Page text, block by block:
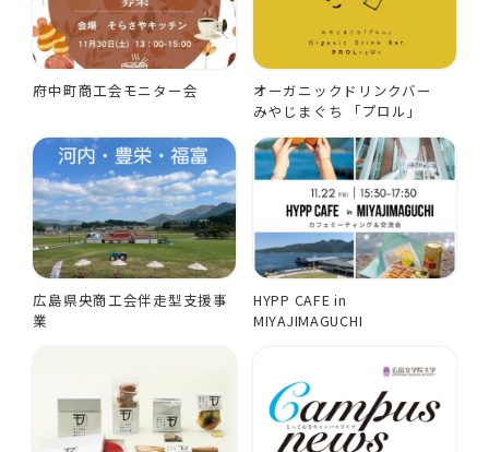
府中町商工会モニター会
オーガニックドリンクバー
みやじまぐち 「プロル」
広島県央商工会伴走型支援事
業
HYPP CAFE in
MIYAJIMAGUCHI